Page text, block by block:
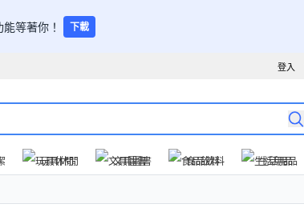
等著你！ 下載
登入
玩具休閒 文具圖書 食品飲料 生活用品